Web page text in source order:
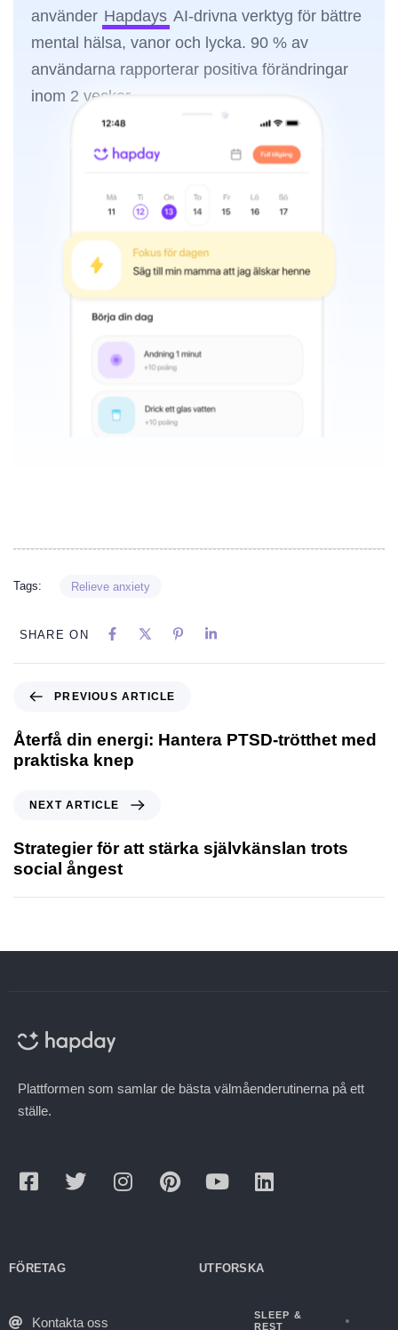
använder Hapdays AI-drivna verktyg för bättre
mental hälsa, vanor och lycka. 90 % av
användarna rapporterar positiva förändringar
inom 2 veckor.
Tags: Relieve anxiety
SHARE ON
PREVIOUS ARTICLE
Återfå din energi: Hantera PTSD-trötthet med
praktiska knep
NEXT ARTICLE
Strategier för att stärka självkänslan trots
social ångest
Plattformen som samlar de bästa välmåenderutinerna på ett
ställe.
FÖRETAG
Kontakta oss
UTFORSKA
SLEEP &
REST